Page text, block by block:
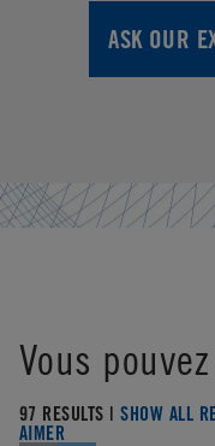
ASK OUR
Vous
97 RESULTS |SHOW ALL
AIMER